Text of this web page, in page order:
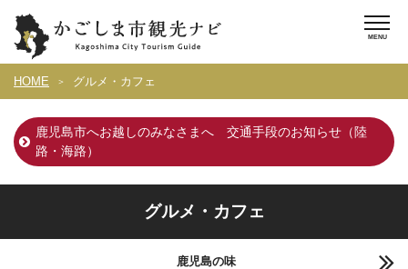
HOME グルメ・カフェ
鹿児島市へお越しのみなさまへ 交通手段のお知らせ（陸
路・海路）
グルメ・カフェ
鹿児島の味